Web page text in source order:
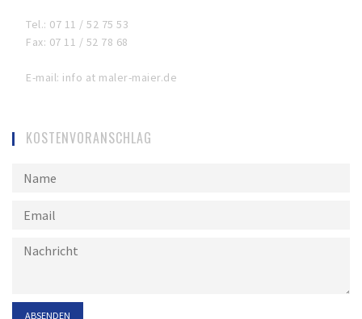
Tel.: 07 11 / 52 75 53
Fax: 07 11 / 52 78 68
E-mail: info at maler-maier.de
KOSTENVORANSCHLAG